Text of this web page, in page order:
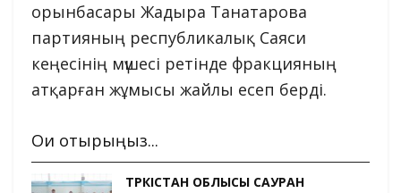
орынбасары Жадыра Танатарова
партияның республикалық Саяси
кеңесінің мүшесі ретінде фракцияның
атқарған жұмысы жайлы есеп берді.
Оқи отырыңыз...
ТҮРКІСТАН ОБЛЫСЫ САУРАН